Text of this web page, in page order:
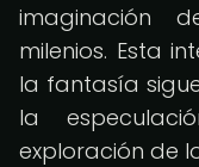
imaginación
milenios. Esta
la fantasía
la
exploración de